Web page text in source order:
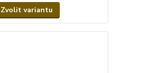
Zvolit variantu